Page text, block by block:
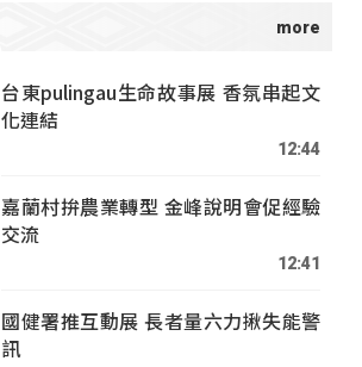
台東pulingau生命故事展 香氛串起文
化連結
12:44
嘉蘭村拚農業轉型 金峰說明會促經驗
交流
12:41
國健署推互動展 長者量六力揪失能警
訊